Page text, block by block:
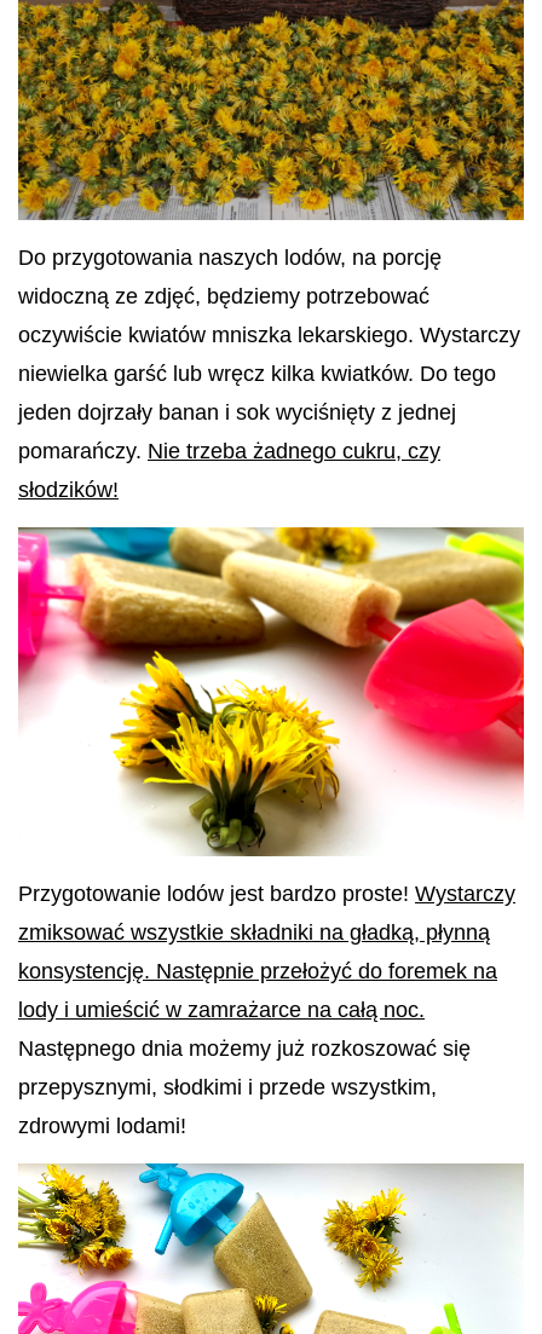
Do przygotowania naszych lodów, na porcję
widoczną ze zdjęć, będziemy potrzebować
oczywiście kwiatów mniszka lekarskiego. Wystarczy
niewielka garść lub wręcz kilka kwiatków. Do tego
jeden dojrzały banan i sok wyciśnięty z jednej
pomarańczy. Nie trzeba żadnego cukru, czy
słodzików!
Przygotowanie lodów jest bardzo proste! Wystarczy
zmiksować wszystkie składniki na gładką, płynną
konsystencję. Następnie przełożyć do foremek na
lody i umieścić w zamrażarce na całą noc.
Następnego dnia możemy już rozkoszować się
przepysznymi, słodkimi i przede wszystkim,
zdrowymi lodami!